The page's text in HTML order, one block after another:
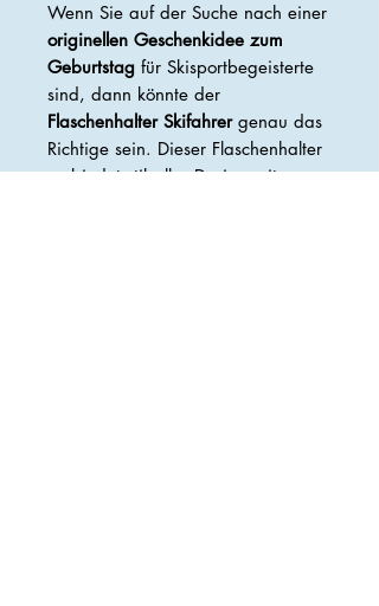
Wenn Sie auf der Suche nach einer
originellen Geschenkidee zum
Geburtstag für Skisportbegeisterte
sind, dann könnte der
Flaschenhalter Skifahrergenau das
Richtige sein. Dieser Flaschenhalter
verbindet stilvolles Design mit